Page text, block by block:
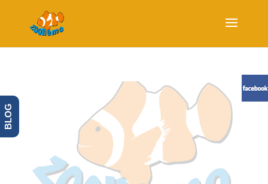
BLOG